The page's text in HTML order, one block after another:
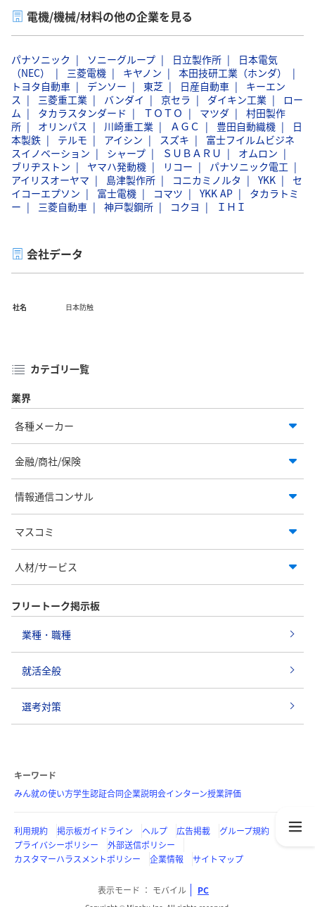
電機/機械/材料の他の企業を見る
パナソニック ソニーグループ 日立製作所
日本電気
（NEC）
三菱電機 キヤノン
本田技研工業（ホンダ）
トヨタ自動車
デンソー 東芝 日産自動車
キーエン
ス
三菱重工業 バンダイ 京セラ ダイキン工業
ロー
ム
タカラスタンダード ＴＯＴＯ マツダ
村田製作
所
オリンパス 川崎重工業 ＡＧＣ 豊田自動織機
日
本製鉄
テルモ アイシン スズキ
富士フイルムビジネ
スイノベーション
シャープ ＳＵＢＡＲＵ
オムロン
ブリヂストン
ヤマハ発動機 リコー
パナソニック電工
アイリスオーヤマ
島津製作所 コニカミノルタ YKK
セ
イコーエプソン
富士電機 コマツ YKK AP
タカラトミ
ー
三菱自動車 神戸製鋼所 コクヨ ＩＨＩ
会社データ
社名 日本防触
カテゴリ一覧
業界
各種メーカー
金融/商社/保険
情報通信コンサル
マスコミ
人材/サービス
フリートーク掲示板
業種・職種
就活全般
選考対策
キーワード
みん就の使い方学生認証合同企業説明会インターン授業評価
利用規約 掲示板ガイドライン ヘルプ 広告掲載
グループ規約
プライバシーポリシー
外部送信ポリシー
カスタマーハラスメントポリシー
企業情報 サイトマップ
表示モード モバイル PC